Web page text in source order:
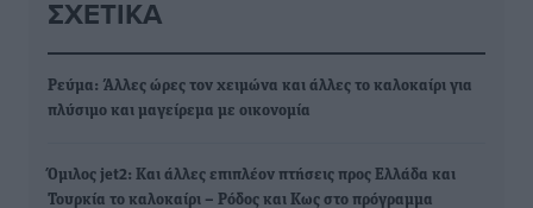
ΣΧΕΤΙΚΆ
Ρεύμα: Άλλες ώρες τον χειμώνα και άλλες το καλοκαίρι για
πλύσιμο και μαγείρεμα με οικονομία
Όμιλος jet2: Και άλλες επιπλέον πτήσεις προς Ελλάδα και
Τουρκία το καλοκαίρι – Ρόδος και Κως στο πρόγραμμα